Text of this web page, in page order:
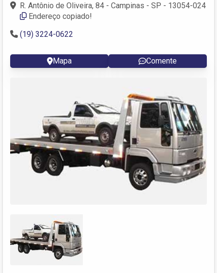
R. Antônio de Oliveira, 84 - Campinas - SP - 13054-024
Endereço copiado!
(19) 3224-0622
Mapa Comente